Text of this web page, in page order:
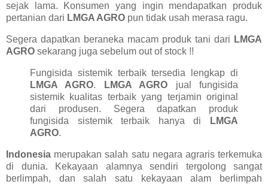
sejak lama. Konsumen yang ingin mendapatkan produk
pertanian dari LMGA AGRO pun tidak usah merasa ragu.
Segera dapatkan beraneka macam produk tani dari LMGA
AGRO sekarang juga sebelum out of stock !!
Fungisida sistemik terbaik tersedia lengkap di
LMGA AGRO. LMGA AGRO jual fungisida
sistemik kualitas terbaik yang terjamin original
dari produsen. Segera dapatkan produk
fungisida sistemik terbaik hanya di
LMGA
AGRO.
Indonesia merupakan salah satu negara agraris terkemuka
di dunia. Kekayaan alamnya sendiri tergolong sangat
berlimpah, dan salah satu kekayaan alam berlimpah